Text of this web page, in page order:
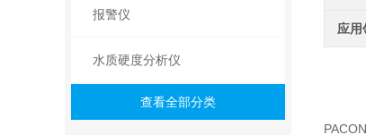
报警仪
水质硬度分析仪
查看全部分类
应用